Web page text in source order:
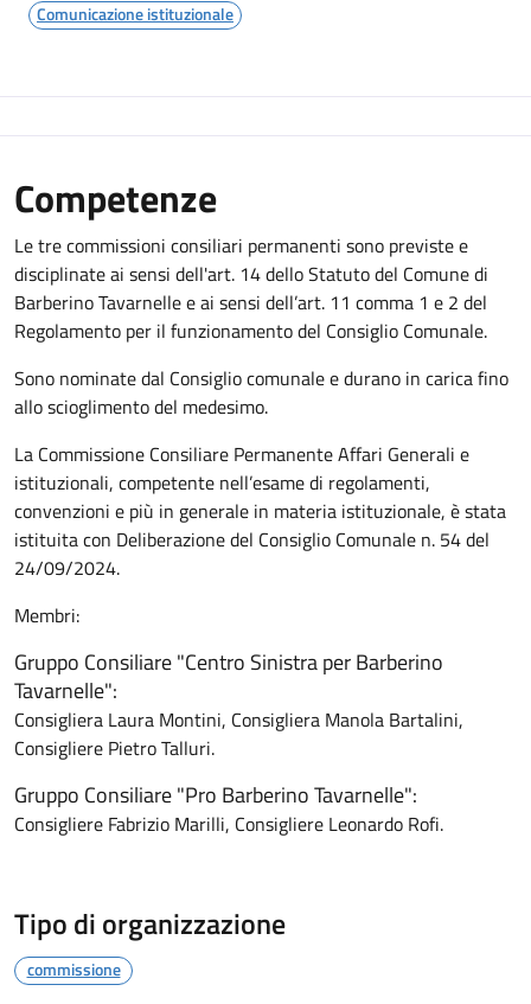
Comunicazione istituzionale
Competenze
Le tre commissioni consiliari permanenti sono previste e
disciplinate ai sensi dell'art. 14 dello Statuto del Comune di
Barberino Tavarnelle e ai sensi dell’art. 11 comma 1 e 2 del
Regolamento per il funzionamento del Consiglio Comunale.
Sono nominate dal Consiglio comunale e durano in carica fino
allo scioglimento del medesimo.
La Commissione Consiliare Permanente Affari Generali e
istituzionali, competente nell’esame di regolamenti,
convenzioni e più in generale in materia istituzionale, è stata
istituita con Deliberazione del Consiglio Comunale n. 54 del
24/09/2024.
Membri:
Gruppo Consiliare "Centro Sinistra per Barberino
Tavarnelle":
Consigliera Laura Montini, Consigliera Manola Bartalini,
Consigliere Pietro Talluri.
Gruppo Consiliare "Pro Barberino Tavarnelle":
Consigliere Fabrizio Marilli, Consigliere Leonardo Rofi.
Tipo di organizzazione
commissione